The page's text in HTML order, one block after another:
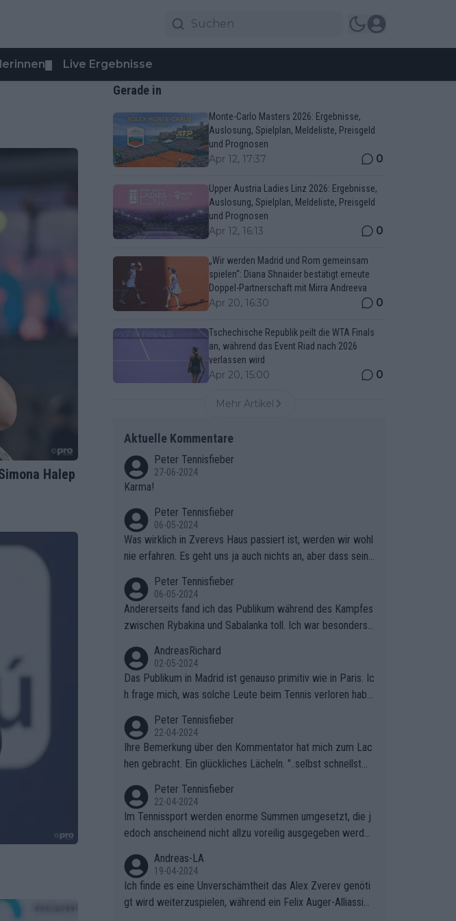
Live Ergebnisse
Halep
Gerade in
Monte-Carlo Masters 2026: Ergebnisse,
Auslosung, Spielplan, Meldeliste, Preisgeld
und Prognosen
Apr 12, 17:37 0
Upper Austria Ladies Linz 2026: Ergebnisse,
Auslosung, Spielplan, Meldeliste, Preisgeld
und Prognosen
Apr 12, 16:13 0
„Wir werden Madrid und Rom gemeinsam
spielen“: Diana Shnaider bestätigt erneute
Doppel-Partnerschaft mit Mirra Andreeva
Apr 20, 16:30 0
Tschechische Republik peilt die WTA Finals
an, während das Event Riad nach 2026
verlassen wird
Apr 20, 15:00 0
Mehr Artikel
Aktuelle Kommentare
Peter Tennisfieber
27-06-2024
Karma!
Peter Tennisfieber
06-05-2024
Was wirklich in Zverevs Haus passiert ist, werden wir wohl
nie erfahren. Es geht uns ja auch nichts an, aber dass seine
Peter Tennisfieber
06-05-2024
Andererseits fand ich das Publikum während des Kampfes
zwischen Rybakina und Sabalanka toll. Ich war besonders ü
AndreasRichard
02-05-2024
Das Publikum in Madrid ist genauso primitiv wie in Paris. Ic
h frage mich, was solche Leute beim Tennis verloren habe
er aufgehoben.
Peter Tennisfieber
22-04-2024
Ihre Bemerkung über den Kommentator hat mich zum Lac
hen gebracht. Ein glückliches Lächeln. "..selbst schnellstmö
Peter Tennisfieber
22-04-2024
Im Tennissport werden enorme Summen umgesetzt, die j
edoch anscheinend nicht allzu voreilig ausgegeben werde
Andreas-LA
19-04-2024
Ich finde es eine Unverschämtheit das Alex Zverev genöti
gt wird weiterzuspielen, während ein Felix Auger-Alliassim